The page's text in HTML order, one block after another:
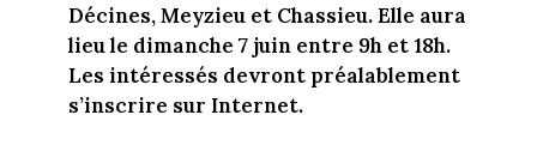
Décines, Meyzieu et Chassieu. Elle aura
lieu le dimanche 7 juin entre 9h et 18h.
Les intéressés devront préalablement
s’inscrire sur Internet.